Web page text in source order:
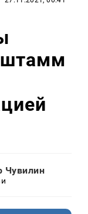
штамм
Чувилин